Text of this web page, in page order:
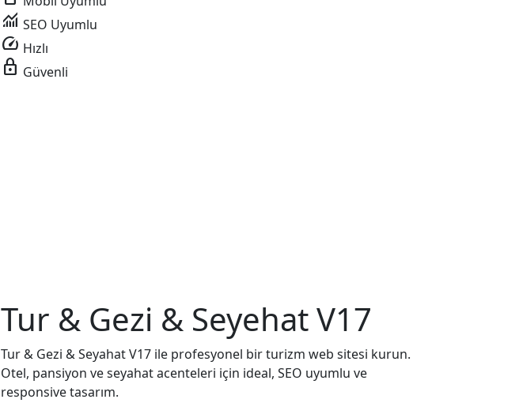
monitoring SEO Uyumlu
speed Hızlı
lock Güvenli
Tur & Gezi & Seyehat V17
Tur & Gezi & Seyahat V17 ile profesyonel bir turizm web sitesi kurun.
Otel, pansiyon ve seyahat acenteleri için ideal, SEO uyumlu ve
responsive tasarım.